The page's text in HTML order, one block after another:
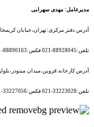
مدیرعامل: مهدی سهرابی
آدرس دفتر مرکزی:تهران،خیابان کریمخان
تلفن:88928045-021 فکس:88890163-021
آدرس کارخانه:قزوین،میدان
تلفن:33223028-021 فکس:33227056-021